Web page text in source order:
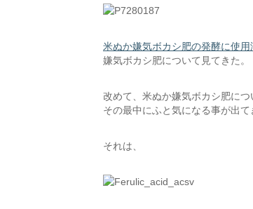
米ぬか嫌気ボカシ肥の発酵に使
嫌気ボカシ肥について見てきた。
改めて、米ぬか嫌気ボカシ肥に
その最中にふと気になる事が出て
それは、